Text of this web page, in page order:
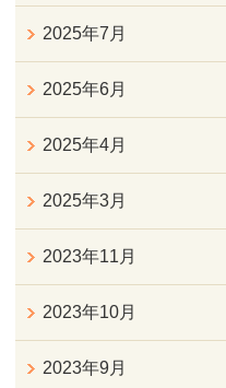
2025年7月
2025年6月
2025年4月
2025年3月
2023年11月
2023年10月
2023年9月